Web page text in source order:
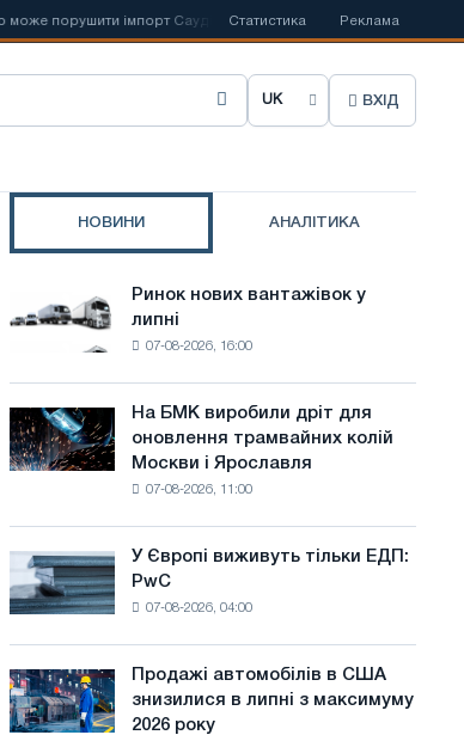
імпорт Саудівської сталі Іспанська
Статистика Реклама
О
р
м
в
у
а
у
ВХІД
НОВИНИ АНАЛІТИКА
Ринок
нових
вантажівок
Ринок нових вантажівок у
липні
07-08-2026, 16:00
На
БМК
виробили
трамвайних
колій
і
Ярославля
На БМК виробили дріт для
оновлення трамвайних колій
Москви і Ярославля
07-08-2026, 11:00
Європі
виживуть
PwC
У Європі виживуть тільки ЕДП:
PwC
07-08-2026, 04:00
Продажі
автомобілів
в
Продажі автомобілів в США
знизилися в липні з максимуму
2026 року